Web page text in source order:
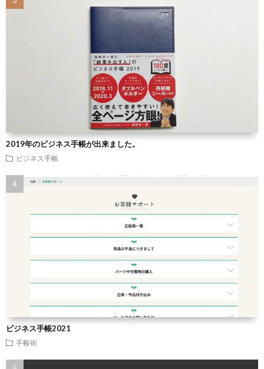
2019年のビジネス手帳が出来ました。
ビジネス手帳
ビジネス手帳2021
手帳術